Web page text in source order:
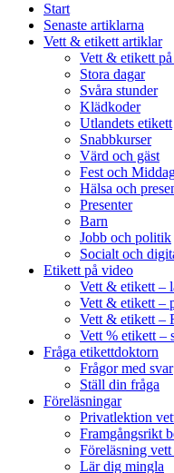
Start
Senaste artiklarna
Vett & etikett artiklar
Vett & etikett
Stora dagar
Svåra stunder
Klädkoder
Utlandets etikett
Snabbkurser
Värd och gäst
Fest och
Hälsa och
Presenter
Barn
Jobb och politik
Socialt och
Etikett på video
Vett & etikett –
Vett & etikett –
Vett & etikett –
Vett % etikett –
Fråga etikettdoktorn
Frågor med svar
Ställ din fråga
Föreläsningar
Privatlektion
Framgångsrikt
Föreläsning
Lär dig mingla